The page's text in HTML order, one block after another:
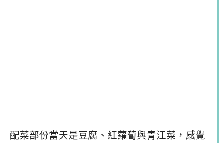
配菜部份當天是豆腐、紅蘿蔔與青江菜，感覺